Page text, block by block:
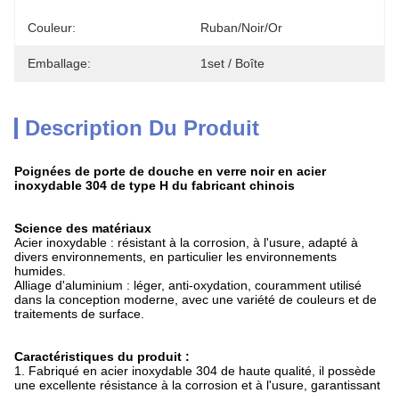
Couleur: Ruban/noir/or
Emballage: 1set / Boîte
Description Du Produit
Poignées de porte de douche en verre noir en acier
inoxydable 304 de type H du fabricant chinois
Science des matériaux
Acier inoxydable : résistant à la corrosion, à l'usure, adapté à
divers environnements, en particulier les environnements
humides.
Alliage d'aluminium : léger, anti-oxydation, couramment utilisé
dans la conception moderne, avec une variété de couleurs et de
traitements de surface.
Caractéristiques du produit :
1. Fabriqué en acier inoxydable 304 de haute qualité, il possède
une excellente résistance à la corrosion et à l'usure, garantissant